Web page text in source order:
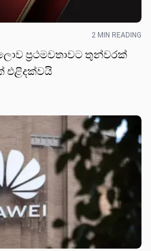
2 MIN READING
ප්‍රථමවතාවට තුන්වරක්
එළිදක්වයි